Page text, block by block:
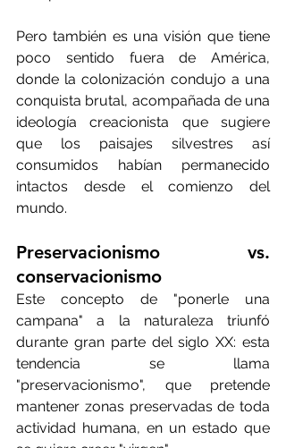
Pero también es una visión que tiene
poco sentido fuera de América,
donde la colonización condujo a una
conquista brutal, acompañada de una
ideología creacionista que sugiere
que los paisajes silvestres así
consumidos habían permanecido
intactos desde el comienzo del
mundo.
Preservacionismo vs.
conservacionismo
Este concepto de "ponerle una
campana" a la naturaleza triunfó
durante gran parte del siglo XX: esta
tendencia se llama
"preservacionismo", que pretende
mantener zonas preservadas de toda
actividad humana, en un estado que